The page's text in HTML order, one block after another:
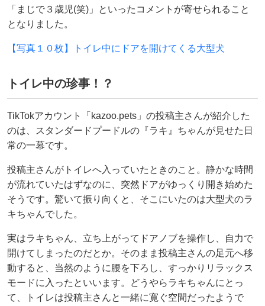
「まじで３歳児(笑)」といったコメントが寄せられること
となりました。
【写真１０枚】トイレ中にドアを開けてくる大型犬
トイレ中の珍事！？
TikTokアカウント「kazoo.pets」の投稿主さんが紹介した
のは、スタンダードプードルの『ラキ』ちゃんが見せた日
常の一幕です。
投稿主さんがトイレへ入っていたときのこと。静かな時間
が流れていたはずなのに、突然ドアがゆっくり開き始めた
そうです。驚いて振り向くと、そこにいたのは大型犬のラ
キちゃんでした。
実はラキちゃん、立ち上がってドアノブを操作し、自力で
開けてしまったのだとか。そのまま投稿主さんの足元へ移
動すると、当然のように腰を下ろし、すっかりリラックス
モードに入ったといいます。どうやらラキちゃんにとっ
て、トイレは投稿主さんと一緒に寛ぐ空間だったようで